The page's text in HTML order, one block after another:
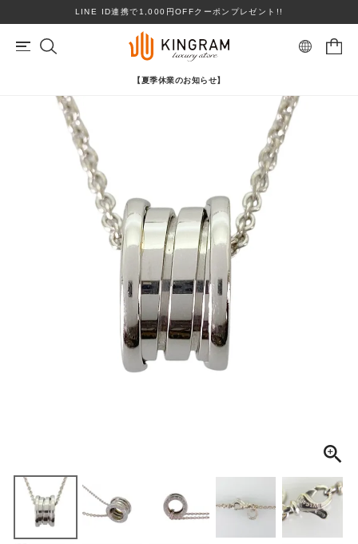
LINE ID連携で1,000円OFFクーポンプレゼント!!
リングサイズお直し対象 クーポン対象商品
心斎橋店在庫あり コンディションランクS
ロレックス ヴァンクリーフ＆アーペル
在庫有無
マイページ
SHOPPING GUIDE
【夏季休業のお知らせ】